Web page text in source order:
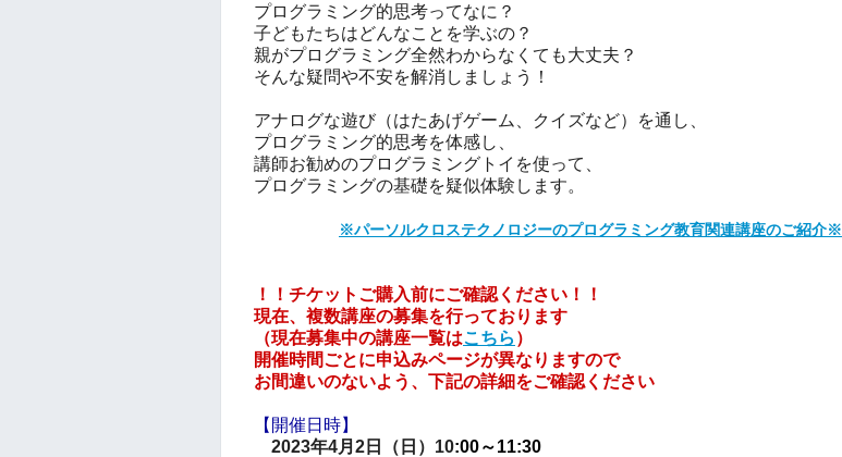
プログラミング的思考ってなに？
子どもたちはどんなことを学ぶの？
親がプログラミング全然わからなくても大丈夫？
そんな疑問や不安を解消しましょう！
アナログな遊び（はたあげゲーム、クイズなど）を通し、
プログラミング的思考を体感し、
講師お勧めのプログラミングトイを使って、
プログラミングの基礎を疑似体験します。
※パーソルクロステクノロジーのプログラミング教育関連講座のご紹介※
！！チケットご購入前にご確認ください！！
現在、複数講座の募集を行っております
（現在募集中の講座一覧はこちら ）
開催時間ごとに申込みページが異なりますので
お間違いのないよう、下記の詳細をご確認ください
【開催日時】
2023年4月2日（日）10:00～11:30